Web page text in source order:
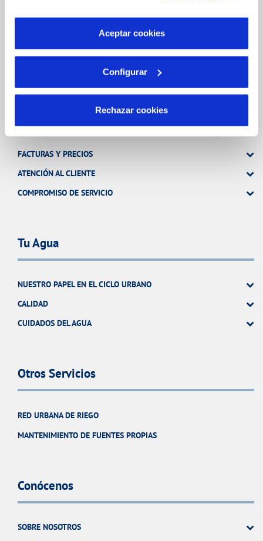
por tanto no se pueden desactivar. Puedes consultar
más información en nuestraPolítica de Cookies
Aceptar cookies
Configurar
Rechazar cookies
FACTURAS Y PRECIOS
ATENCIÓN AL CLIENTE
COMPROMISO DE SERVICIO
Tu Agua
NUESTRO PAPEL EN EL CICLO URBANO
CALIDAD
CUIDADOS DEL AGUA
Otros Servicios
RED URBANA DE RIEGO
MANTENIMIENTO DE FUENTES PROPIAS
Conócenos
SOBRE NOSOTROS